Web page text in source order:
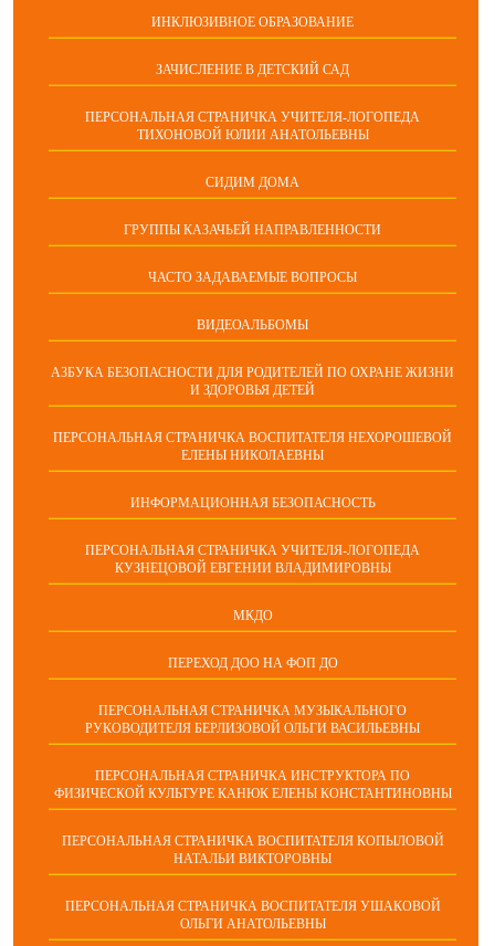
ИНКЛЮЗИВНОЕ ОБРАЗОВАНИЕ
ЗАЧИСЛЕНИЕ В ДЕТСКИЙ САД
ПЕРСОНАЛЬНАЯ СТРАНИЧКА УЧИТЕЛЯ-ЛОГОПЕДА
ТИХОНОВОЙ ЮЛИИ АНАТОЛЬЕВНЫ
СИДИМ ДОМА
ГРУППЫ КАЗАЧЬЕЙ НАПРАВЛЕННОСТИ
ЧАСТО ЗАДАВАЕМЫЕ ВОПРОСЫ
ВИДЕОАЛЬБОМЫ
АЗБУКА БЕЗОПАСНОСТИ ДЛЯ РОДИТЕЛЕЙ ПО ОХРАНЕ ЖИЗНИ
И ЗДОРОВЬЯ ДЕТЕЙ
ПЕРСОНАЛЬНАЯ СТРАНИЧКА ВОСПИТАТЕЛЯ НЕХОРОШЕВОЙ
ЕЛЕНЫ НИКОЛАЕВНЫ
ИНФОРМАЦИОННАЯ БЕЗОПАСНОСТЬ
ПЕРСОНАЛЬНАЯ СТРАНИЧКА УЧИТЕЛЯ-ЛОГОПЕДА
КУЗНЕЦОВОЙ ЕВГЕНИИ ВЛАДИМИРОВНЫ
МКДО
ПЕРЕХОД ДОО НА ФОП ДО
ПЕРСОНАЛЬНАЯ СТРАНИЧКА МУЗЫКАЛЬНОГО
РУКОВОДИТЕЛЯ БЕРЛИЗОВОЙ ОЛЬГИ ВАСИЛЬЕВНЫ
ПЕРСОНАЛЬНАЯ СТРАНИЧКА ИНСТРУКТОРА ПО
ФИЗИЧЕСКОЙ КУЛЬТУРЕ КАНЮК ЕЛЕНЫ КОНСТАНТИНОВНЫ
ПЕРСОНАЛЬНАЯ СТРАНИЧКА ВОСПИТАТЕЛЯ КОПЫЛОВОЙ
НАТАЛЬИ ВИКТОРОВНЫ
ПЕРСОНАЛЬНАЯ СТРАНИЧКА ВОСПИТАТЕЛЯ УШАКОВОЙ
ОЛЬГИ АНАТОЛЬЕВНЫ